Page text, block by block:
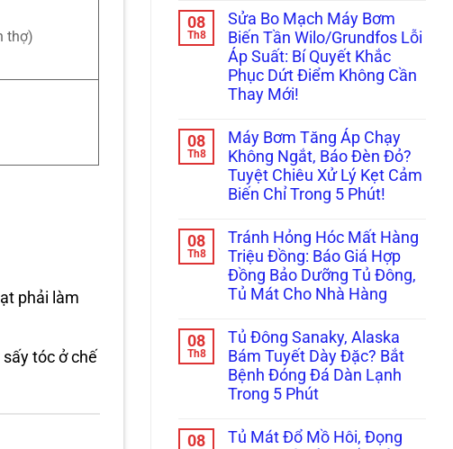
thợ)
phải làm
tóc ở chế
Tay!
Chịu
Nhiệt
Chuẩn
Kỹ
Thuật
Tránh
Chập
Cháy!
Xìu?
Cách
Chọn
&
Lắp
Bơm
Tăng
Áp
Nóng
(100°C)
Chuẩn
Nhất!
bình
luận
ở
Ám
Ảnh
Tiếng
“Tạch
Cấp
Máy
Bơm
Cơ
Lên
Điện
Ồn:
Giá
Bao
Nhiêu,
Hãng
Nào
08
Th8
Sửa Bo Mạch Máy Bơm
Biến Tần Wilo/Grundfos Lỗi
Áp Suất: Bí Quyết Khắc
Phục Dứt Điểm Không Cần
Thay Mới!
bình
luận
ở
Sửa
Bo
Mạch
Bơm
Biến
Tần
Wilo/Grundfos
Lỗi
Áp
Suất:
Quyết
Khắc
Phục
Dứt
Điểm
Không
Cần
Mới!
08
Th8
Máy Bơm Tăng Áp Chạy
Không Ngắt, Báo Đèn Đỏ?
Tuyệt Chiêu Xử Lý Kẹt Cảm
Biến Chỉ Trong 5 Phút!
bình
luận
ở
Máy
Bơm
Tăng
Chạy
Không
Ngắt,
Báo
Đèn
Đỏ?
Tuyệt
Lý
08
Th8
Tránh Hỏng Hóc Mất Hàng
Triệu Đồng: Báo Giá Hợp
Đồng Bảo Dưỡng Tủ Đông,
Tủ Mát Cho Nhà Hàng
bình
luận
ở
Tránh
Hỏng
Hóc
Hàng
Triệu
08
Th8
Tủ Đông Sanaky, Alaska
Bám Tuyết Dày Đặc? Bắt
Bệnh Đóng Đá Dàn Lạnh
Trong 5 Phút
bình
08
Tủ Mát Đổ Mồ Hôi, Đọng